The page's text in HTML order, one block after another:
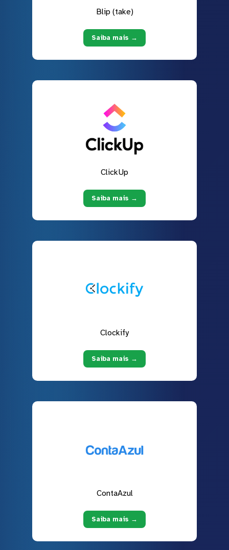
Blip (take)
Saiba mais →
ClickUp
Saiba mais →
Clockify
Saiba mais →
ContaAzul
Saiba mais →